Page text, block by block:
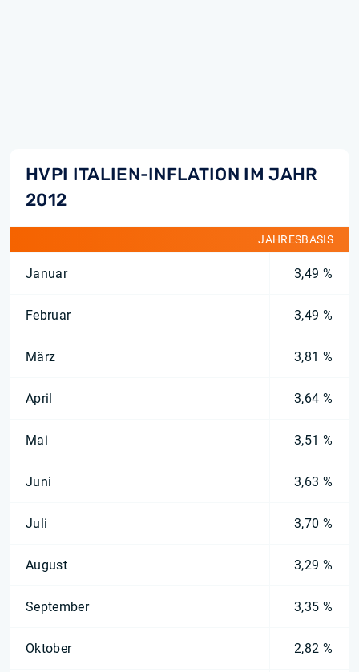
HVPI ITALIEN-INFLATION IM JAHR
2012
JAHRESBASIS
Januar 3,49 %
Februar 3,49 %
März 3,81 %
April 3,64 %
Mai 3,51 %
Juni 3,63 %
Juli 3,70 %
August 3,29 %
September 3,35 %
Oktober 2,82 %